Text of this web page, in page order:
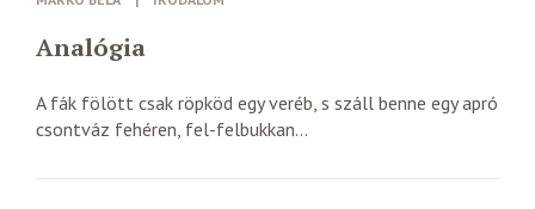
Analógia
A fák fölött csak röpköd egy veréb, s száll benne egy apró
csontváz fehéren, fel-felbukkan...